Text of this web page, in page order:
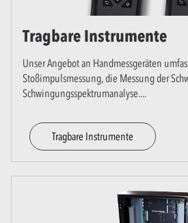
Tragbare Instrumente
Unser Angebot an Handmessgeräten
Stoßimpulsmessung, die Messung der
Schwingungsspektrumanalyse....
Tragbare Instrumente